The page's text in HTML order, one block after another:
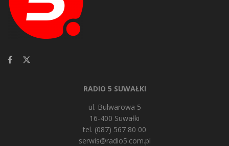
RADIO 5 SUWAŁKI
ul. Bulwarowa 5
16-400 Suwałki
tel. (087) 567 80 00
serwis@radio5.com.pl